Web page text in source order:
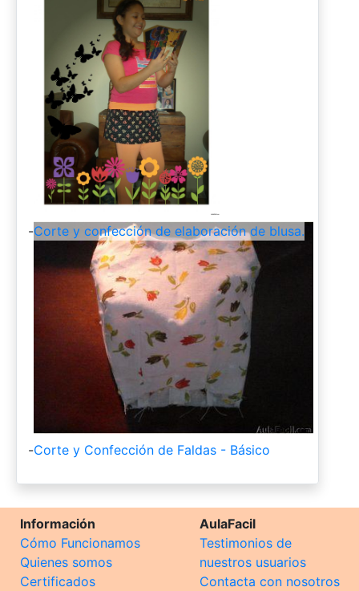
-Corte y confección de elaboración de blusa.
-Corte y Confección de Faldas - Básico
Información
Cómo Funcionamos
Quienes somos
Certificados
AulaFacil
Testimonios de
nuestros usuarios
Contacta con nosotros